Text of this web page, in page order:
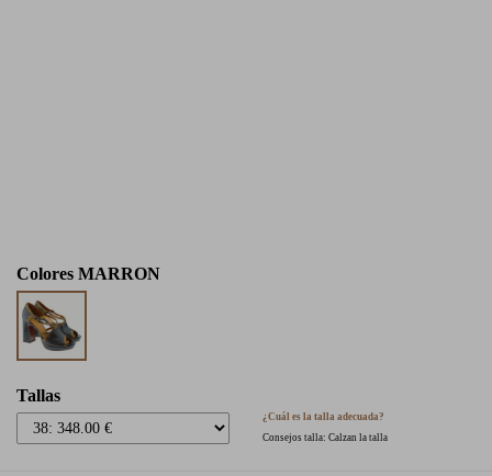
Colores MARRON
Tallas
¿Cuál es la talla adecuada?
Consejos talla: Calzan la talla